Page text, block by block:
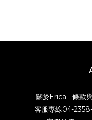
關於Erica | 條款
客服專線04-